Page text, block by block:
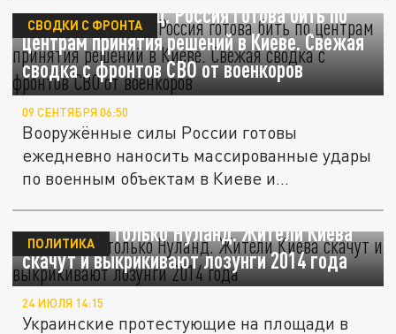
Зеленскому конец. Россия готова бить по
центрам принятия решений в Киеве. Свежая
сводка с фронтов СВО от военкоров
СВОДКИ С ФРОНТА
09 СЕНТЯБРЯ 06:50
Вооружённые силы России готовы
ежедневно наносить массированные удары
по военным объектам в Киеве и
Не хватает только Нуланд. Жители Киева
скачут и выкрикивают лозунги 2014 года
ПОЛИТИКА
24 ИЮЛЯ 14:15
Украинские протестующие на площади в